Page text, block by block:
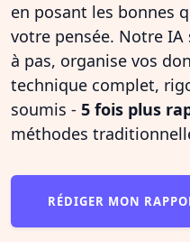
en posant les bonnes
votre pensée. Notre IA
à pas, organise vos
technique complet,
soumis - 5 fois plus
méthodes
RÉDIGER MON